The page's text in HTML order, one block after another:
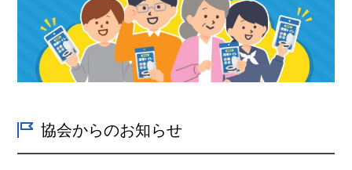
2025.06.26
7月1日から携帯トイレの配布会場が 「武蔵野市役
所西棟6階本部長会議室」に変更 になります。
2025.06.02
布しています。
※7月1日から7月31日まで配布会場が変わります。
協会からのお知らせ